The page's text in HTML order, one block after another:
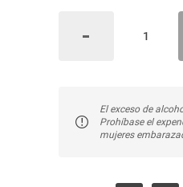
El exceso de
Prohíbase el
mujeres